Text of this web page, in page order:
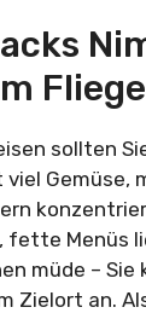
sollten
Gemüse,
fette Menüs
müde – Sie
Zielort an.